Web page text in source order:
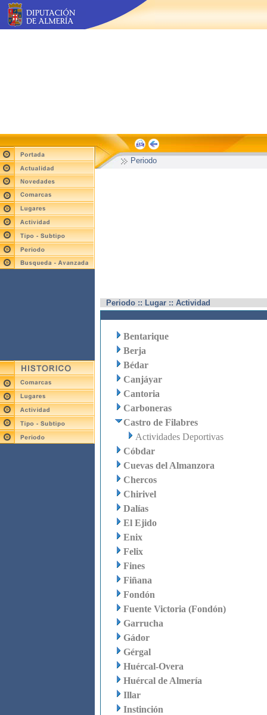
Periodo
Periodo :: Lugar :: Actividad
Bentarique
Berja
Bédar
Canjáyar
Cantoria
Carboneras
Castro de Filabres
Actividades Deportivas
Cóbdar
Cuevas del Almanzora
Chercos
Chirivel
Dalías
El Ejido
Enix
Felix
Fines
Fiñana
Fondón
Fuente Victoria (Fondón)
Garrucha
Gádor
Gérgal
Huércal-Overa
Huércal de Almería
Illar
Instinción